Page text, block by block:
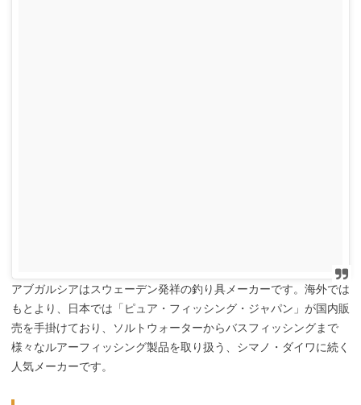
アブガルシアはスウェーデン発祥の釣り具メーカーです。海外では
もとより、日本では「ピュア・フィッシング・ジャパン」が国内販
売を手掛けており、ソルトウォーターからバスフィッシングまで
様々なルアーフィッシング製品を取り扱う、シマノ・ダイワに続く
人気メーカーです。